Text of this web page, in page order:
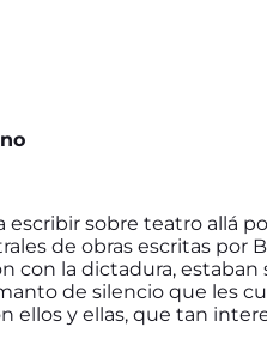
escribir sobre teatro allá
de obras escritas por
con la dictadura,
de silencio que les
ellos y ellas, que tan